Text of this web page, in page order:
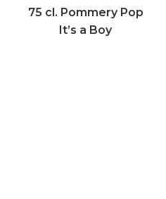
75 cl. Pommery Pop
It’s a Boy